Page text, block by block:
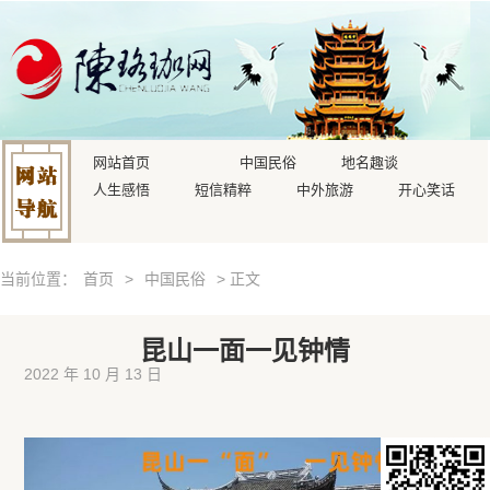
网站首页 中国民俗
地名趣谈
人生感悟
短信精粹 中外旅游 开心笑话
当前位置： 首页 > 中国民俗 > 正文
昆山一面一见钟情
2022 年 10 月 13 日